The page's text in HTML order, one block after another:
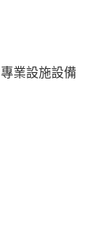
專業設施設備